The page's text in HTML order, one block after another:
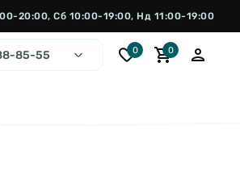
20:00, Сб 10:00-19:00, Нд 11:00-19:00
85-55 0 0